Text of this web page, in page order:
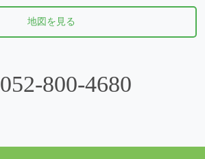
地図を見る
052-800-4680